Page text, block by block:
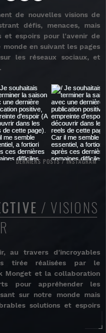
DERNIERS POSTS / INSTAGRAM
de nouvelles visions de
défis, menaces, mais
et espoirs pour l'avenir de
en suivant les pages
les réseaux sociaux, et
/ VISIONS
au travers d'incroyables
tirée réalisées par le
Monget et la collaboration
pour appréhender les
sur notre monde mais
solutions et espoirs